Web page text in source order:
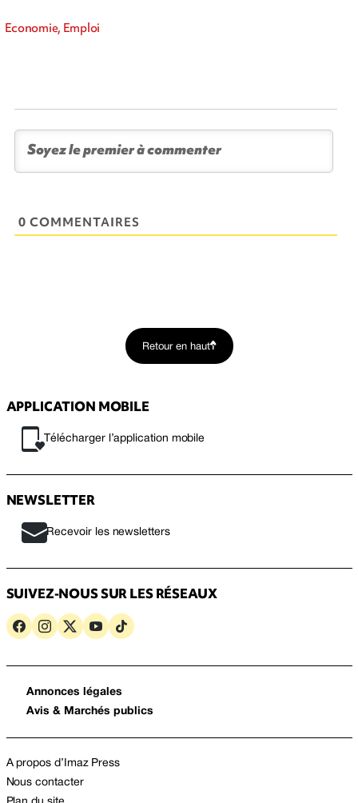
Economie, Emploi
0 COMMENTAIRES
Retour en haut
APPLICATION MOBILE
Télécharger l’application mobile
NEWSLETTER
Recevoir les newsletters
SUIVEZ-NOUS SUR LES RÉSEAUX
Annonces légales
Avis & Marchés publics
A propos d’Imaz Press
Nous contacter